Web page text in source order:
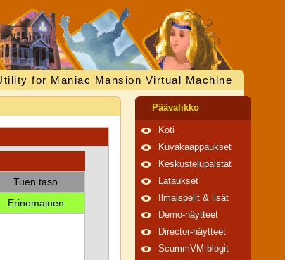
for Maniac Mansion Virtual Machine
Tuen taso
Erinomainen
Päävalikko
Koti
Kuvakaappaukset
Keskustelupalstat
Lataukset
Ilmaispelit & lisät
Demo-näytteet
Director-näytteet
ScummVM-blogit